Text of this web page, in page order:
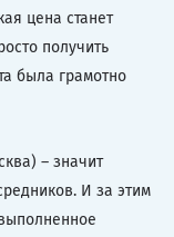
цена станет
получить
была грамотно
– значит
И за этим